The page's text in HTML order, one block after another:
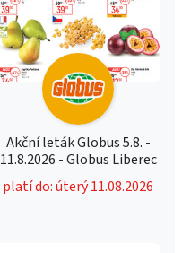
Akční leták Globus 5.8. -
11.8.2026 - Globus Liberec
platí do: úterý 11.08.2026